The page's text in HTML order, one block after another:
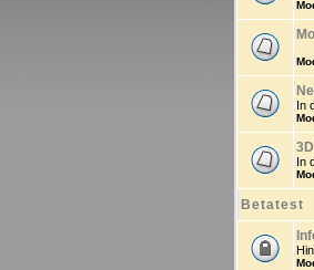
In
In
Betatest